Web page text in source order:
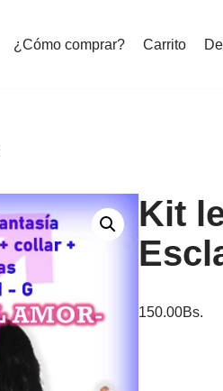
¿Cómo comprar? Carrito
Kit
150.00Bs.